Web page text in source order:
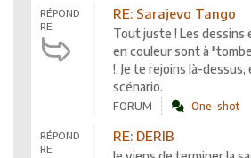
RÉPOND
RE
RE: Sarajevo Tango
Tout juste ! Les dessins
en couleur sont à
!. Je te rejoins là-dessus,
scénario.
FORUM One-shot
RÉPOND
RE
RE: DERIB